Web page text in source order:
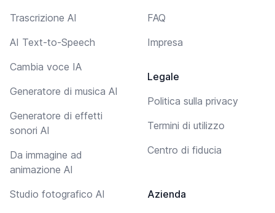
Trascrizione AI
AI Text-to-Speech
Cambia voce IA
Generatore di musica AI
Generatore di effetti
sonori AI
Da immagine ad
animazione AI
Studio fotografico AI
FAQ
Impresa
Legale
Politica sulla privacy
Termini di utilizzo
Centro di fiducia
Azienda